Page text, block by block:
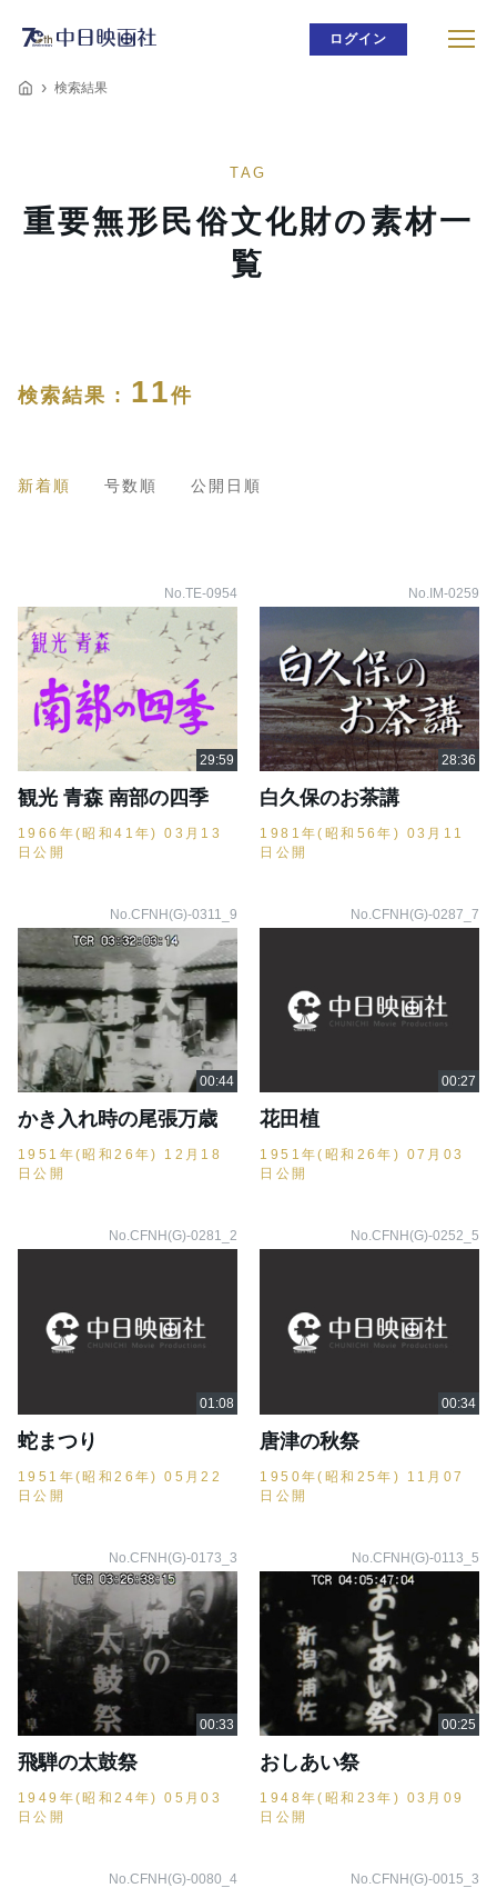
ログイン
検索結果
TAG
重要無形民俗文化財の素材一
覧
検索結果 : 11件
新着順 号数順 公開日順
No.TE-0954
観光 青森 南部の四季
1966年(昭和41年) 03月13
日公開
No.IM-0259
白久保のお茶講
1981年(昭和56年) 03月11
日公開
No.CFNH(G)-0311_9
かき入れ時の尾張万歳
1951年(昭和26年) 12月18
日公開
No.CFNH(G)-0287_7
花田植
1951年(昭和26年) 07月03
日公開
No.CFNH(G)-0281_2
蛇まつり
1951年(昭和26年) 05月22
日公開
No.CFNH(G)-0252_5
唐津の秋祭
1950年(昭和25年) 11月07
日公開
No.CFNH(G)-0173_3
飛騨の太鼓祭
1949年(昭和24年) 05月03
日公開
No.CFNH(G)-0113_5
おしあい祭
1948年(昭和23年) 03月09
日公開
No.CFNH(G)-0080_4 No.CFNH(G)-0015_3